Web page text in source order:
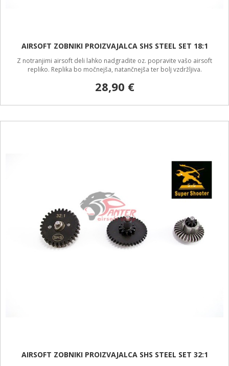
AIRSOFT ZOBNIKI PROIZVAJALCA SHS STEEL SET 18:1
Z notranjimi airsoft deli lahko nadgradite oz. popravite vašo airsoft
repliko. Replika bo močnejša, natančnejša ter bolj vzdržljiva.
28,90 €
AIRSOFT ZOBNIKI PROIZVAJALCA SHS STEEL SET 32:1